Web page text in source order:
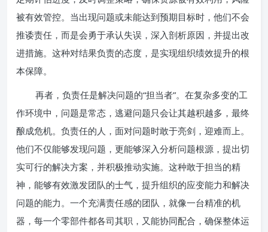
被有效管控。当出现问题或未能达到预期目标时，他们不会
推诿责任，而是会勇于承认失误，深入剖析原因，并提出改
进措施。这种对结果负责的态度，是实现组织绩效提升的根
本保障。
再者，负责任是解决问题的“担当者”。在复杂多变的工
作环境中，问题是常态，逃避问题只会让其越积越多，最终
酿成危机。负责任的人，面对问题时敢于亮剑，迎难而上。
他们不仅能够发现问题，更能够深入分析问题根源，提出切
实可行的解决方案，并积极推动实施。这种敢于担当的精
神，能够有效激发团队的士气，提升组织的应变能力和解决
问题的能力。一个充满责任感的团队，就像一台精准的机
器，每一个零部件都各司其职，又能协同配合，确保整体运